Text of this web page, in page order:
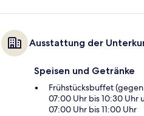
Ausstattung der
Speisen und Getränke
Frühstücksbuffet
07:00 Uhr bis 10:30 Uhr
07:00 Uhr bis 11:00 Uhr